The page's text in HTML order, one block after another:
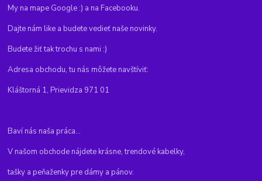
My na mape Google :) a na Facebooku.
Dajte nám like a budete vedieť naše novinky.
Budete žiť tak trochu s nami :)
Adresa obchodu, tu nás môžete navštíviť:
Kláštorná 1, Prievidza 971 01
Baví nás naša práca...
V našom obchode nájdete krásne, trendové kabelky,
tašky a peňaženky pre dámy a pánov.